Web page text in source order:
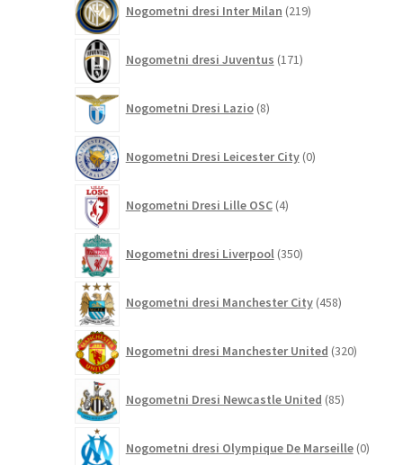
Nogometni dresi Inter Milan 219izdelkov
Nogometni dresi Juventus 171izdelkov
Nogometni Dresi Lazio 8izdelkov
Nogometni Dresi Leicester City 0izdelkov
Nogometni Dresi Lille OSC 4izdelki
Nogometni dresi Liverpool 350izdelkov
Nogometni dresi Manchester City 458izdelkov
Nogometni dresi Manchester United 320izdelkov
Nogometni Dresi Newcastle United 85izdelkov
Nogometni dresi Olympique De Marseille 0